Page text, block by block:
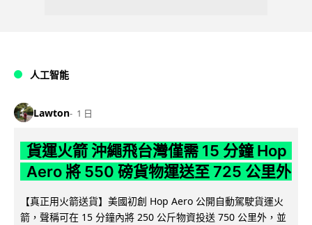
人工智能
Lawton 1 日
貨運火箭 沖繩飛台灣僅需 15 分鐘 Hop
Aero 將 550 磅貨物運送至 725 公里外
【真正用火箭送貨】美國初創 Hop Aero 公開自動駕駛貨運火
箭，聲稱可在 15 分鐘內將 250 公斤物資投送 750 公里外，並